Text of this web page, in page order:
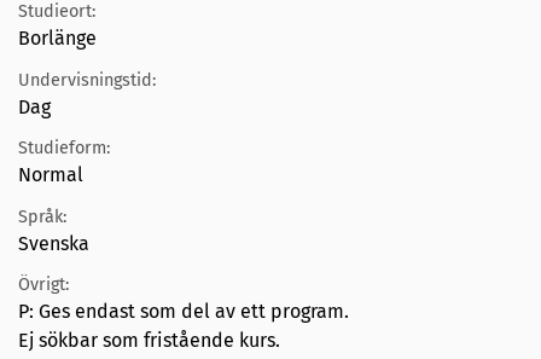
Studieort:
Borlänge
Undervisningstid:
Dag
Studieform:
Normal
Språk:
Svenska
Övrigt:
P: Ges endast som del av ett program.
Ej sökbar som fristående kurs.